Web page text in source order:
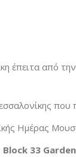
έπειτα από
που
Ημέρας
Block 33 Garden